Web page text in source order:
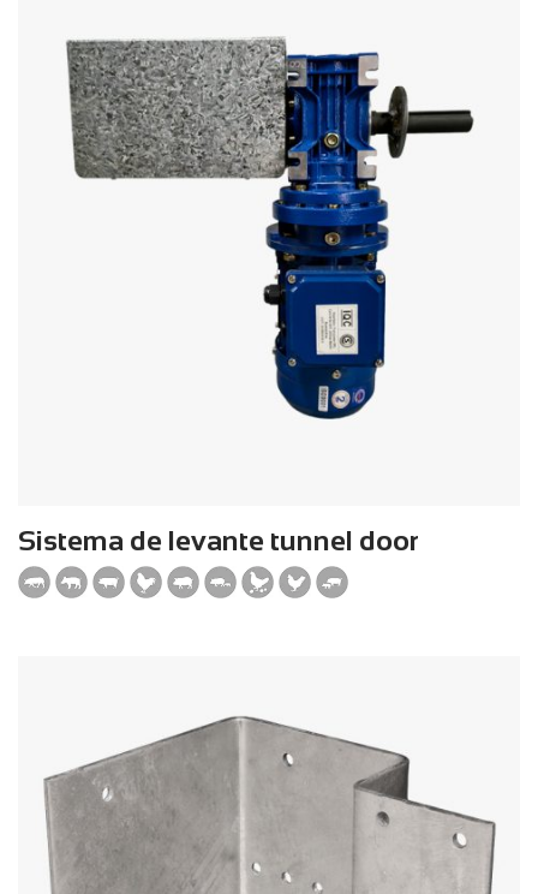
Sistema de levante tunnel door